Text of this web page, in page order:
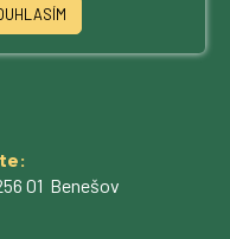
01 Benešov